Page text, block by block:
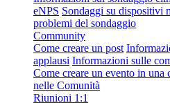
eNPS Sondaggi su dispositivi
problemi del sondaggio
Community
Come creare un post
applausi Informazioni sulle
Come creare un evento in una
nelle Comunità
Riunioni 1:1